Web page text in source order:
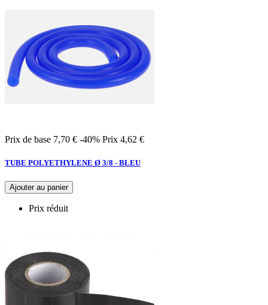
Prix de base 7,70 € -40% Prix 4,62 €
TUBE POLYETHYLENE Ø 3/8 - BLEU
Ajouter au panier
Prix réduit